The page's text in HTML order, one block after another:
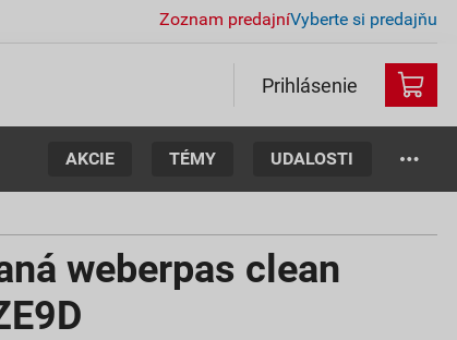
Zoznam predajníVyberte si predajňu
Prihlásenie
AKCIE TÉMY UDALOSTI
weberpas clean